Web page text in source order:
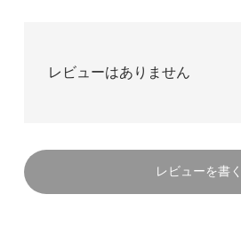
レビューはありません
レビューを書く